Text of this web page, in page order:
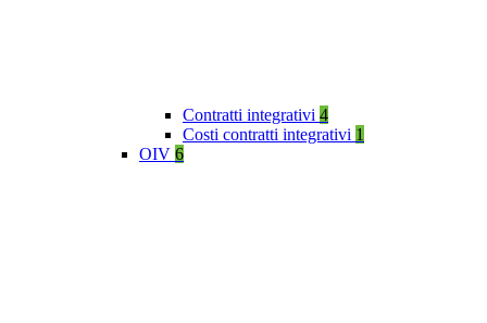
Contratti integrativi 4
Costi contratti integrativi 1
OIV 6